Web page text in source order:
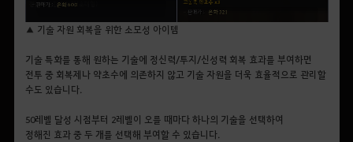
▲ 기술 자원 회복을 위한 소모성 아이템
기술 특화를 통해 원하는 기술에 정신력/투지/신성력 회복 효과를 부여하면
전투 중 회복제나 약초수에 의존하지 않고 기술 자원을 더욱 효율적으로 관리할
수도 있습니다.
50레벨 달성 시점부터 2레벨이 오를 때마다 하나의 기술을 선택하여
정해진 효과 중 두 개를 선택해 부여할 수 있습니다.